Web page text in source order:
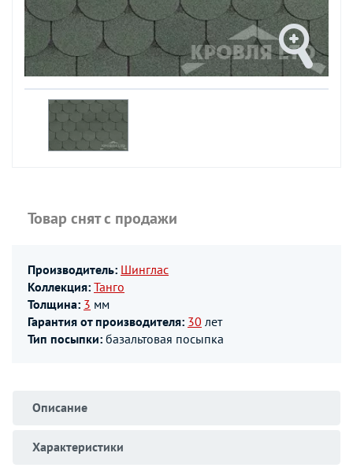
Товар снят с продажи
Производитель: Шинглас
Коллекция: Танго
Толщина: 3 мм
Гарантия от производителя: 30 лет
Тип посыпки: базальтовая посыпка
Описание
Характеристики